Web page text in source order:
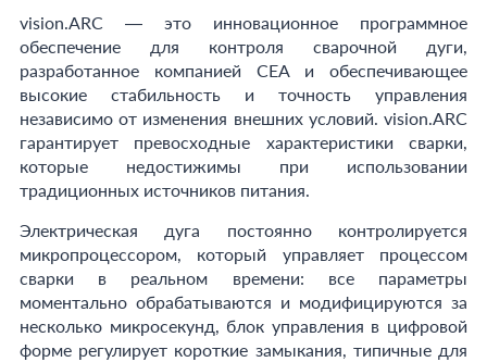
vision.ARC — это инновационное программное
обеспечение для контроля сварочной дуги,
разработанное компанией СЕА и обеспечивающее
высокие стабильность и точность управления
независимо от изменения внешних условий. vision.ARC
гарантирует превосходные характеристики сварки,
которые недостижимы при использовании
традиционных источников питания.
Электрическая дуга постоянно контролируется
микропроцессором, который управляет процессом
сварки в реальном времени: все параметры
моментально обрабатываются и модифицируются за
несколько микросекунд, блок управления в цифровой
форме регулирует короткие замыкания, типичные для